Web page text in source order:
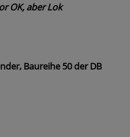
OK, aber Lok
Baureihe 50 der DB